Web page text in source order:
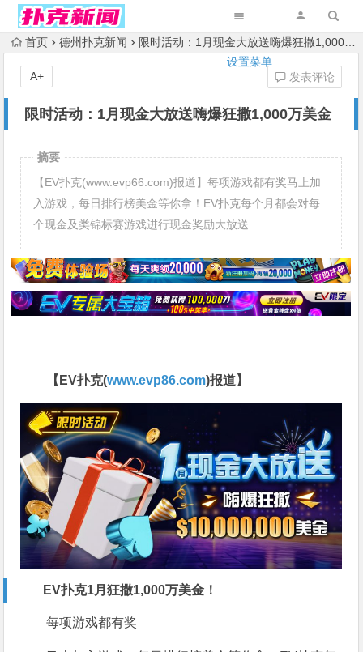
设置菜单
首页 德州扑克新闻 限时活动：1月现金大放送嗨爆狂撒1,000万美金
限时活动：1月现金大放送嗨爆狂撒1,000万美金
发表评论
A+
摘要
【EV扑克(www.evp66.com)报道】每项游戏都有奖马上加
入游戏，每日排行榜美金等你拿！EV扑克每个月都会对每
个现金及类锦标赛游戏进行现金奖励大放送
【EV扑克(www.evp86.com)报道】
EV扑克1月狂撒1,000万美金！
每项游戏都有奖